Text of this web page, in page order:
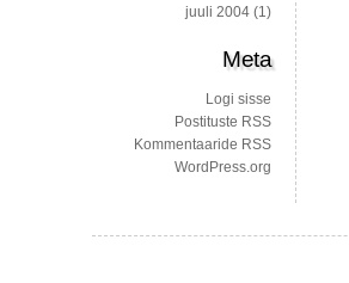
juuli 2004 (1)
Meta
Logi sisse
Postituste RSS
Kommentaaride RSS
WordPress.org